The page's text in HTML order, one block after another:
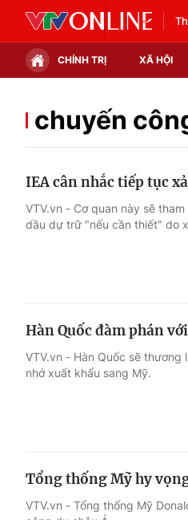
CHÍNH TRỊ XÃ HỘI
Chính trị
Thế giới đó đây
Điện ảnh
Âm nhạc
chuyến
IEA cân nhắc tiếp tục
VTV.vn - Cơ quan này sẽ
dầu dự trữ "nếu cần thiết" do
Hàn Quốc đàm phán
VTV.vn - Hàn Quốc sẽ
nhớ xuất khẩu sang Mỹ.
Tổng thống Mỹ hy
VTV.vn - Tổng thống Mỹ